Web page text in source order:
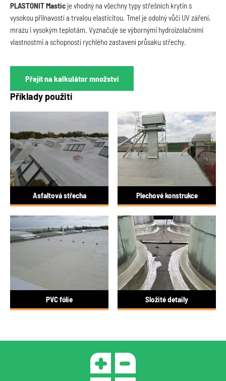
PLASTONIT Mastic je vhodný na všechny typy střešních krytin s
vysokou přilnavostí a trvalou elasticitou. Tmel je odolný vůči UV záření,
mrazu i vysokým teplotám. Vyznačuje se výbornými hydroizolačními
vlastnostmi a schopností rychlého zastavení průsaku střechy.
Přejít na kalkulátor množství
Příklady použití
Asfaltová střecha Plechové konstrukce
PVC fólie Složité detaily